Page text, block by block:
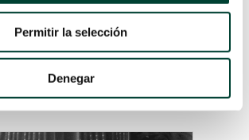
Permitir la selección
Denegar
Vygon |12 Mar 2021